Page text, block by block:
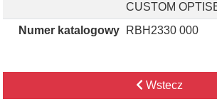
CUSTOM
Numer katalogowy
RBH2330 000
Wstecz